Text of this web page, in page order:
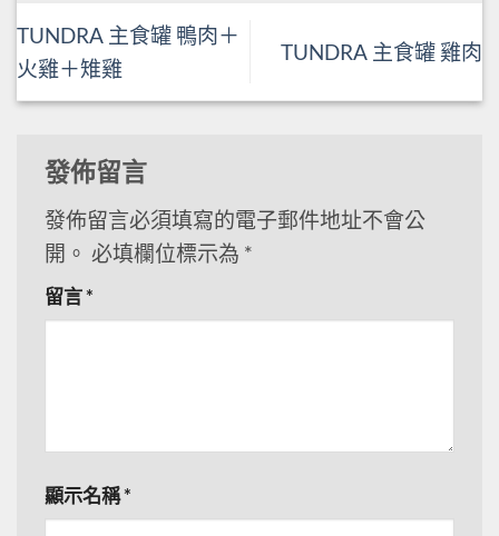
TUNDRA 主食罐 鴨肉＋
火雞＋雉雞
TUNDRA 主食罐 雞肉
發佈留言
發佈留言必須填寫的電子郵件地址不會公
開。 必填欄位標示為 *
留言*
顯示名稱*